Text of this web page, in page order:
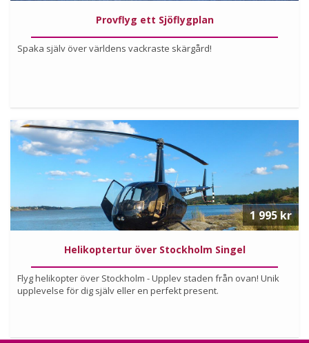
Provflyg ett Sjöflygplan
Spaka själv över världens vackraste skärgård!
Köp
Läs mer om upplevelsen
Helikoptertur över Stockholm Singel
Flyg helikopter över Stockholm - Upplev staden från ovan! Unik
upplevelse för dig själv eller en perfekt present.
1 995 kr